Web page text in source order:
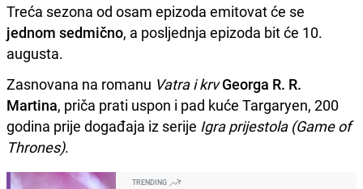
Treća sezona od osam epizoda emitovat će se
jednom sedmično, a posljednja epizoda bit će 10.
augusta.
Zasnovana na romanu Vatra i krv Georga R. R.
Martina, priča prati uspon i pad kuće Targaryen, 200
godina prije događaja iz serije Igra prijestola (Game of
Thrones).
TRENDING